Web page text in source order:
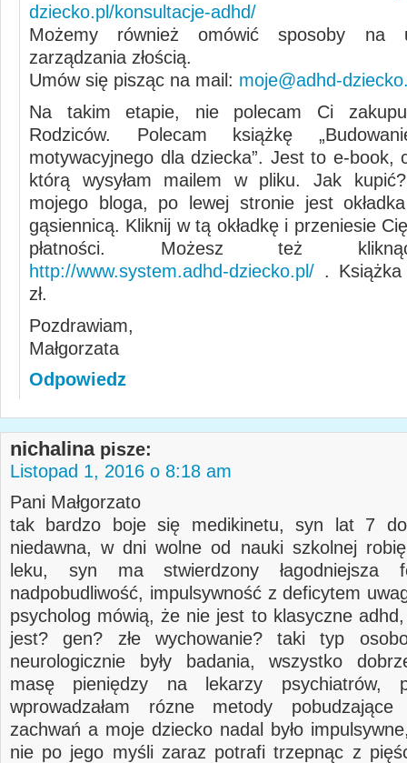
dziecko.pl/konsultacje-adhd/
Możemy również omówić sposoby na
zarządzania złością.
Umów się pisząc na mail: moje@adhd-
Na takim etapie, nie polecam Ci
Rodziców. Polecam książkę
motywacyjnego dla dziecka”. Jest to e-book,
którą wysyłam mailem w pliku. Jak
mojego bloga, po lewej stronie jest
gąsiennicą. Kliknij w tą okładkę i przeniesie
płatności. Możesz też
http://www.system.adhd-dziecko.pl/ .
zł.
Pozdrawiam,
Małgorzata
Odpowiedz
nichalina pisze:
Listopad 1, 2016 o 8:18 am
Pani Małgorzato
tak bardzo boje się medikinetu, syn lat 7
niedawna, w dni wolne od nauki szkolnej
leku, syn ma stwierdzony łagodniejsza
nadpobudliwość, impulsywność z deficytem
psycholog mówią, że nie jest to klasyczne
jest? gen? złe wychowanie? taki typ
neurologicznie były badania, wszystko
masę pieniędzy na lekarzy psychiatrów,
wprowadzałam rózne metody
zachwań a moje dziecko nadal było
nie po jego myśli zaraz potrafi trzepnąc z